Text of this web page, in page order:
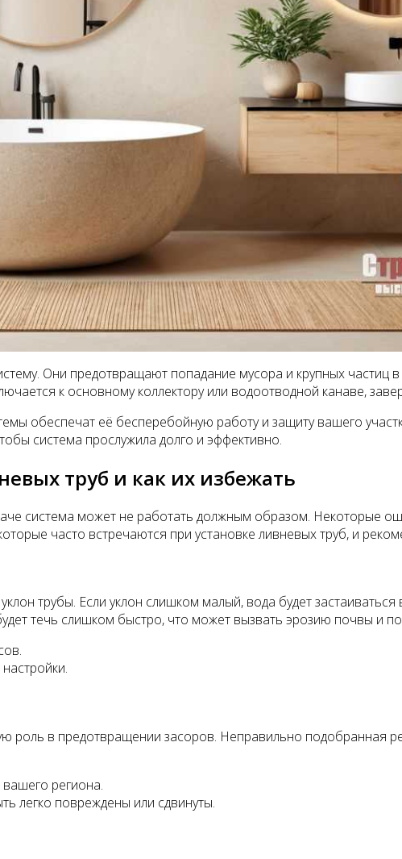
Они предотвращают попадание мусора и крупных
к основному коллектору или водоотводной канаве,
обеспечат её бесперебойную работу и защиту вашего
система прослужила долго и эффективно.
труб и как их избежать
система может не работать должным образом. Некоторые
часто встречаются при установке ливневых труб, и
трубы. Если уклон слишком малый, вода будет
течь слишком быстро, что может вызвать эрозию почвы и
роль в предотвращении засоров. Неправильно подобранная
региона.
легко повреждены или сдвинуты.